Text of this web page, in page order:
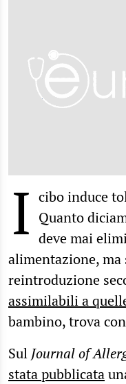
I cibo induce
Quanto
deve mai
alimentazione, ma
reintroduzione
assimilabili a
bambino, trova
Sul Journal of
stata pubblicata